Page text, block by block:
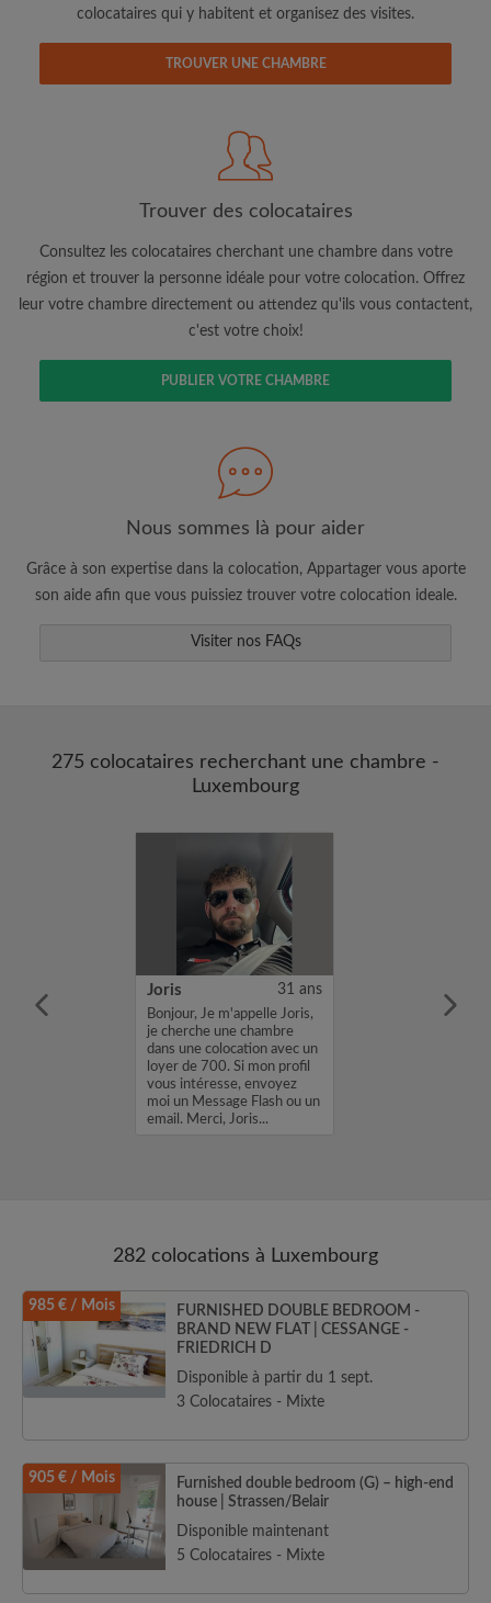
Adresse email
J'ai lu, compris et accepte les
Conditions d'utilisation
et ai pris connaissance de la
CRÉER PROFIL
Je souhaite recevoir des offres exclusives et des mises à
Faites une recherche selon ce qui vous
semble important
Consultez les chambres et les profils des
Sauvegardez vos recherches
annonce correspondant à vos critères
colocataires qui y habitent et organisez des visites.
TROUVER UNE CHAMBRE
Trouver des colocataires
Consultez les colocataires cherchant une chambre dans votre
région et trouver la personne idéale pour votre colocation. Offrez
leur votre chambre directement ou attendez qu'ils vous contactent,
c'est votre choix!
PUBLIER VOTRE CHAMBRE
Nous sommes là pour aider
Grâce à son expertise dans la colocation, Appartager vous aporte
son aide afin que vous puissiez trouver votre colocation ideale.
Visiter nos FAQs
275 colocataires recherchant une chambre -
Luxembourg
à
Joris 31 ans
Bonjour, Je m'appelle Joris,
je cherche une chambre
dans une colocation avec un
loyer de 700. Si mon profil
vous intéresse, envoyez
moi un Message Flash ou un
email. Merci, Joris...
282 colocations à Luxembourg
985 € / Mois
FURNISHED DOUBLE BEDROOM -
BRAND NEW FLAT | CESSANGE -
FRIEDRICH D
Disponible à partir du 1 sept.
3 Colocataires - Mixte
905 € / Mois
Furnished double bedroom (G) – high-end
house | Strassen/Belair
Disponible maintenant
5 Colocataires - Mixte